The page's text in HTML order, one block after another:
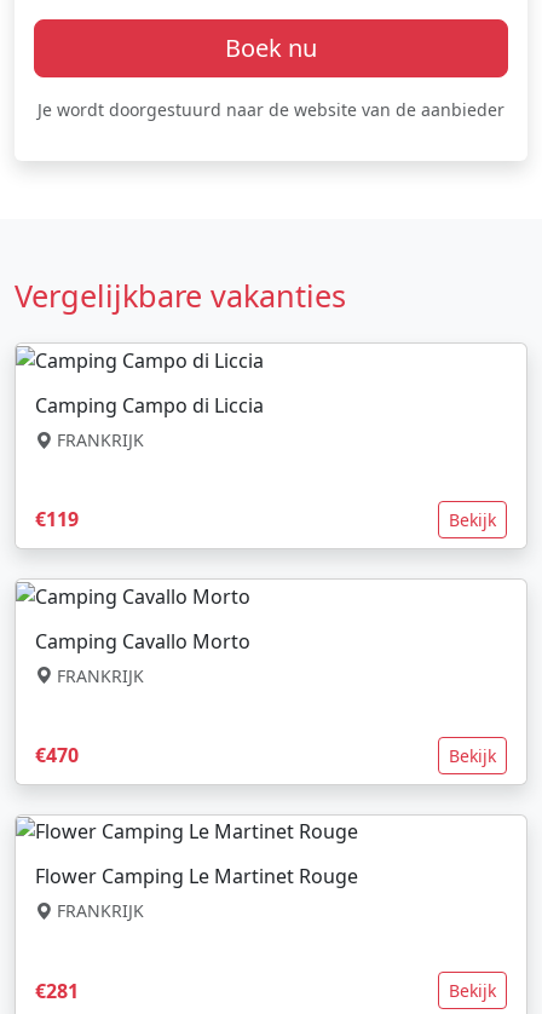
Boek nu
Je wordt doorgestuurd naar de website van de aanbieder
Vergelijkbare vakanties
Camping Campo di Liccia
FRANKRIJK
€119 Bekijk
Camping Cavallo Morto
FRANKRIJK
€470 Bekijk
Flower Camping Le Martinet Rouge
FRANKRIJK
€281 Bekijk